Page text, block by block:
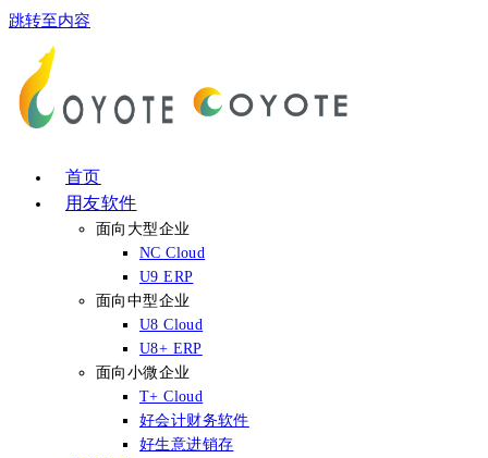
跳转至内容
首页
用友软件
面向大型企业
NC Cloud
U9 ERP
面向中型企业
U8 Cloud
U8+ ERP
面向小微企业
T+ Cloud
好会计财务软件
好生意进销存